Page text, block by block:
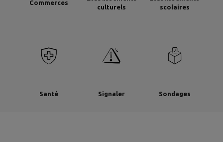
Commerces
culturels
scolaires
Santé Signaler Sondages